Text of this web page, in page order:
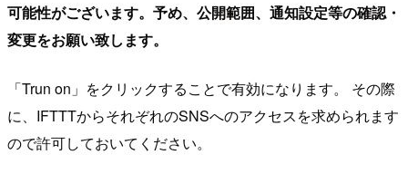
可能性がございます。予め、公開範囲、通知設定等の確認・
変更をお願い致します。
「Trun on」をクリックすることで有効になります。 その際
に、IFTTTからそれぞれのSNSへのアクセスを求められます
ので許可しておいてください。